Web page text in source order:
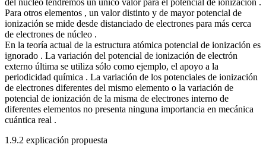
Para otros elementos , un valor distinto y de mayor potencial de
ionización se mide desde distanciado de electrones para más cerca
de electrones de núcleo .
En la teoría actual de la estructura atómica potencial de ionización es
ignorado . La variación del potencial de ionización de electrón
externo última se utiliza sólo como ejemplo, el apoyo a la
periodicidad química . La variación de los potenciales de ionización
de electrones diferentes del mismo elemento o la variación de
potencial de ionización de la misma de electrones interno de
diferentes elementos no presenta ninguna importancia en mecánica
cuántica real .
1.9.2 explicación propuesta